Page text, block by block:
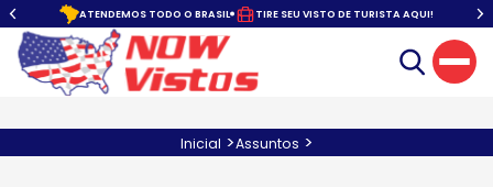
ATENDEMOS TODO O BRASIL TIRE SEU VISTO DE TURISTA AQUI!
Inicial >Assuntos >